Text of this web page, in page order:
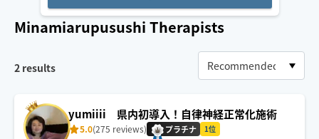
Minamiarupusushi Therapists
2 results
yumiiii 県内初導入！自律神経正常化施術
5.0(275 reviews) プラチナ 1位